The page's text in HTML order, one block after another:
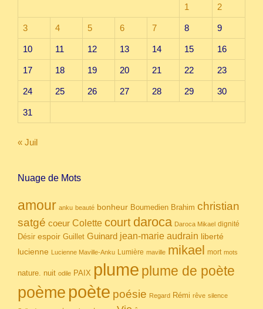
1 2
3 4 5 6 7 8 9
10 11 12 13 14 15 16
17 18 19 20 21 22 23
24 25 26 27 28 29 30
31
« Juil
Nuage de Mots
amour anku beauté bonheur Boumedien Brahim christian
satgé coeur Colette court daroca Daroca Mikael dignité
Désir espoir Guillet Guinard jean-marie audrain liberté
lucienne Lucienne Maville-Anku Lumière maville mikael mort mots
nature. nuit odile PAIX plume plume de poète
poème poète poésie Regard Rémi rêve silence